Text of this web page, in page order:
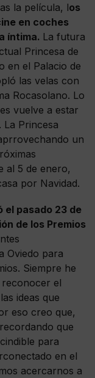
la película, los
en coches
íntima. La futura
Princesa de
en el Palacio de
las velas con
Rocasolano. Lo
vuelve a estar
La Princesa
un
al 5 de enero,
por Navidad.
el pasado 23 de
de los Premios
Oviedo para
Siempre he
reconocer el
ideas que
eso creo que,
que
para
en el
acercarnos a